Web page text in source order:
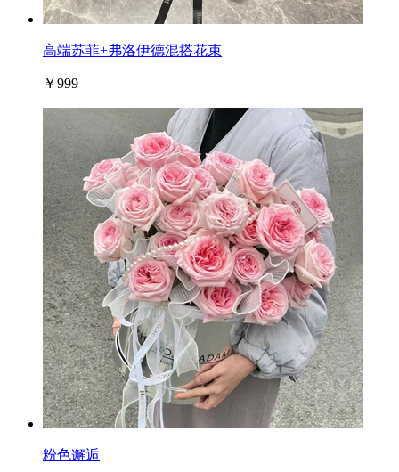
高端苏菲+弗洛伊德混搭花束
￥999
粉色邂逅